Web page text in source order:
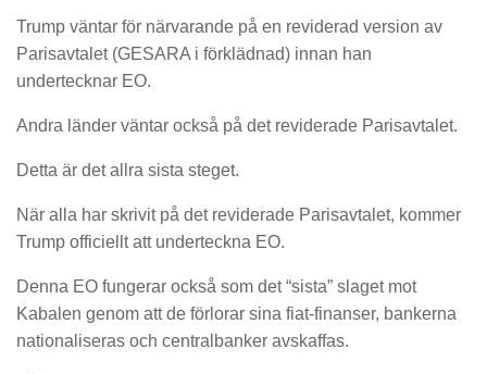
Trump väntar för närvarande på en reviderad version av
Parisavtalet (GESARA i förklädnad) innan han
undertecknar EO.
Andra länder väntar också på det reviderade Parisavtalet.
Detta är det allra sista steget.
När alla har skrivit på det reviderade Parisavtalet, kommer
Trump officiellt att underteckna EO.
Denna EO fungerar också som det “sista” slaget mot
Kabalen genom att de förlorar sina fiat-finanser, bankerna
nationaliseras och centralbanker avskaffas.